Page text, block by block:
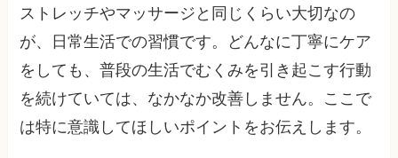
ストレッチやマッサージと同じくらい大切なの
が、日常生活での習慣です。どんなに丁寧にケア
をしても、普段の生活でむくみを引き起こす行動
を続けていては、なかなか改善しません。ここで
は特に意識してほしいポイントをお伝えします。